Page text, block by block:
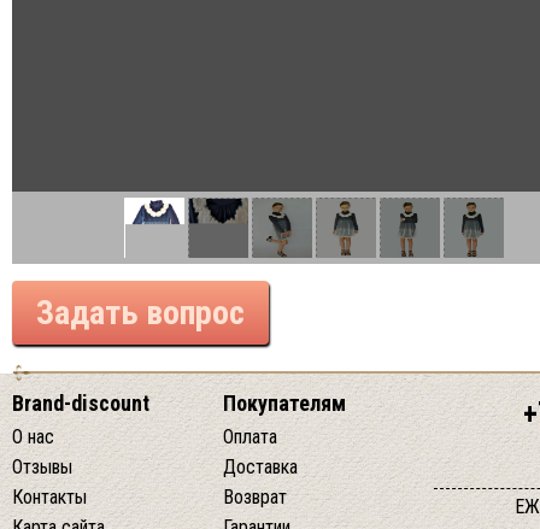
Задать вопрос
Brand-discount
О нас
Отзывы
Контакты
Покупателям
Оплата
Доставка
Возврат